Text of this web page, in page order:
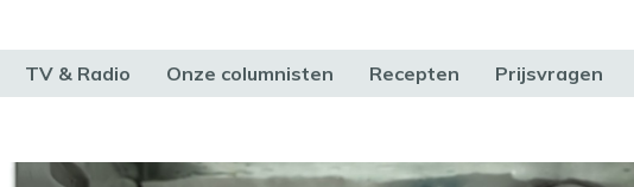
TV & Radio Onze columnisten Recepten Prijsvragen